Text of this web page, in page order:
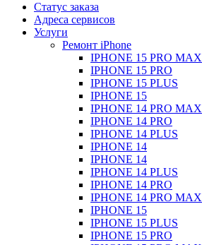
Статус заказа
Адреса сервисов
Услуги
Ремонт iPhone
IPHONE 15 PRO MAX
IPHONE 15 PRO
IPHONE 15 PLUS
IPHONE 15
IPHONE 14 PRO MAX
IPHONE 14 PRO
IPHONE 14 PLUS
IPHONE 14
IPHONE 14
IPHONE 14 PLUS
IPHONE 14 PRO
IPHONE 14 PRO MAX
IPHONE 15
IPHONE 15 PLUS
IPHONE 15 PRO